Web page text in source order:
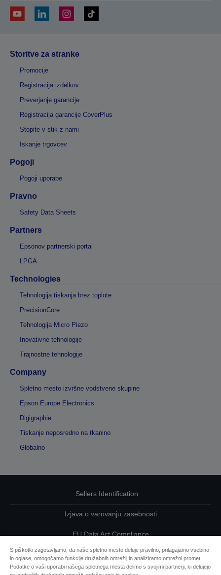
Storitve za stranke
Promocije
Registracija izdelkov
Preverjanje garancije
Registracija garancije CoverPlus
Stopite v stik z nami
Iskanje trgovcev
Pogoji
Pogoji uporabe
Pravno
Safety Data Sheets
Partners
Epsonov partnerski portal
LPGA
Technologies
Tehnologija tiskanja brez toplote
PrecisionCore
Tehnologija Micro Piezo
Inovativne tehnologije
Trajnostne tehnologije
Company
Spletno mesto izvršne vodstvene skupine
Epson Europe Electronics
Digigraphie
Tiskanje neposredno na tkanino
Globalno
Sellers Identification
Izjava o varovanju zasebnosti
EU Data Act Compliance
Kontaktirajte nas glede svojih podatkov
S piškotki zagotavljamo, da naše spletno mesto deluje pravilno, prilagajamo vsebino
in oglase, omogočamo funkcije družabnih omrežij in analiziramo omrežni promet.
Podatke o vaši uporabi našega spletnega mesta delimo s svojimi partnerji, ki delujejo